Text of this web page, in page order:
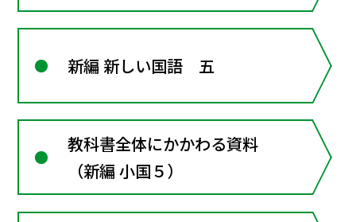
新編 新しい国語 五
教科書全体にかかわる資料
（新編 小国５）